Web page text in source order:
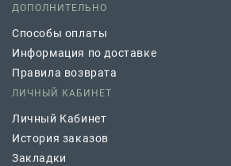
ДОПОЛНИТЕЛЬНО
Способы оплаты
Информация по доставке
Правила возврата
ЛИЧНЫЙ КАБИНЕТ
Личный Кабинет
История заказов
Закладки